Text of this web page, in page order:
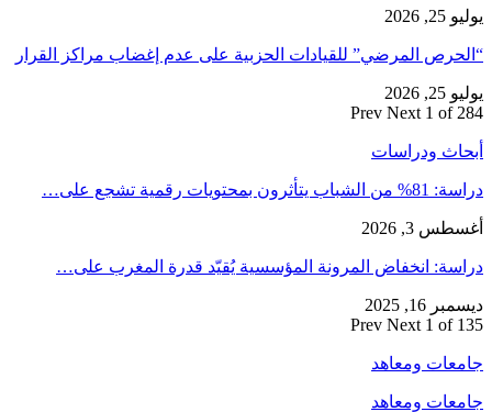
يوليو 25, 2026
“الحرص المرضي” للقيادات الحزبية على عدم إغضاب مراكز القرار
يوليو 25, 2026
Prev Next 1 of 284
أبحاث ودراسات
دراسة: 81% من الشباب يتأثرون بمحتويات رقمية تشجع على…
أغسطس 3, 2026
دراسة: انخفاض المرونة المؤسسية يُقيّد قدرة المغرب على…
ديسمبر 16, 2025
Prev Next 1 of 135
جامعات ومعاهد
جامعات ومعاهد